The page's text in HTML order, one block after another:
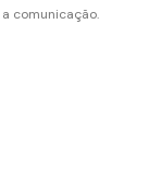
comunicação.